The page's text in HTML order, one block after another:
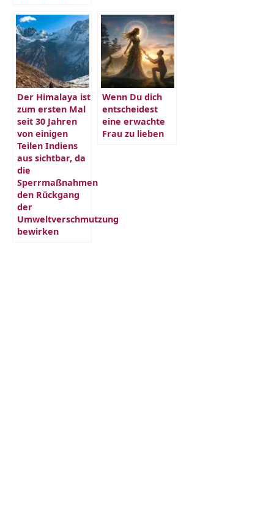
Der Himalaya ist
zum ersten Mal
seit 30 Jahren
von einigen
Teilen Indiens
aus sichtbar, da
die
Sperrmaßnahmen
den Rückgang
der
Umweltverschmutzung
bewirken
Wenn Du dich
entscheidest
eine erwachte
Frau zu lieben